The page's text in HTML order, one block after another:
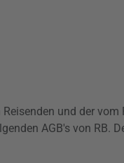
und der vom
AGB's von RB.